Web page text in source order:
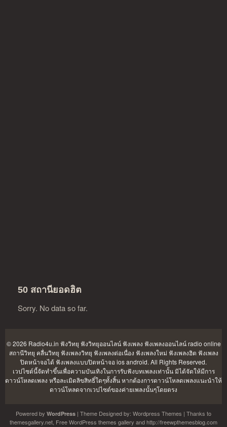
50 สถานียอดฮิต
Sorry. No data so far.
© 2026 Radio4u.in ฟังวิทยุ ฟังวิทยุออนไลน์ ฟังเพลง ฟังเพลงออนไลน์ radio online
สถานีวิทยุ คลื่นวิทยุ ฟังเพลงวิทยุ ฟังเพลงต่อเนื่อง ฟังเพลงใหม่ ฟังเพลงฮิต ฟังเพลง
ปิดหน้าจอได้ ฟังเพลงแบบปิดหน้าจอ ios android. All Rights Reserved.
เวปไซต์นี้จัดทำขึ้นเพื่อความบันเทิงในการรับฟังบทเพลงเท่านั้น มิได้จัดให้มีการ
ดาวน์โหลดเพลง หรือละเมิดลิขสิทธิ์ใดๆทั้งสิ้น หากต้องการดาวน์โหลดเพลงแนะนำให้
ดาวน์โหลดจากเวปไซต์ของค่ายเพลงนั้นๆโดยตรง
Powered by WordPress | Theme Designed by: Wordpress Themes | Thanks to
themesgallery.net, Free WordPress themes gallery andhttp://freewpthemesblog.com